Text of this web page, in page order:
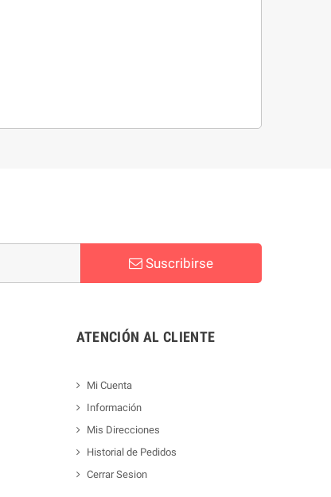
Suscribirse
ATENCIÓN AL CLIENTE
Mi Cuenta
Información
Mis Direcciones
Historial de Pedidos
Cerrar Sesion